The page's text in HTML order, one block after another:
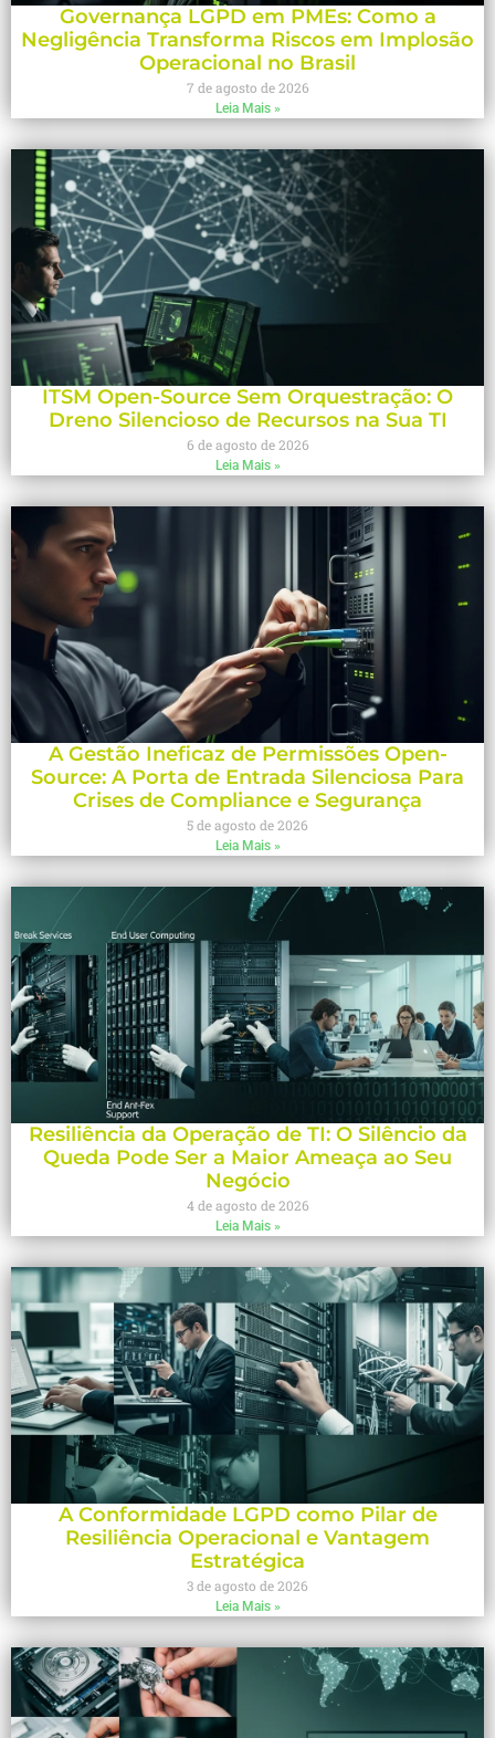
Governança LGPD em PMEs: Como a
Negligência Transforma Riscos em Implosão
Operacional no Brasil
7 de agosto de 2026
Leia Mais »
ITSM Open-Source Sem Orquestração: O
Dreno Silencioso de Recursos na Sua TI
6 de agosto de 2026
Leia Mais »
A Gestão Ineficaz de Permissões Open-
Source: A Porta de Entrada Silenciosa Para
Crises de Compliance e Segurança
5 de agosto de 2026
Leia Mais »
Resiliência da Operação de TI: O Silêncio da
Queda Pode Ser a Maior Ameaça ao Seu
Negócio
4 de agosto de 2026
Leia Mais »
A Conformidade LGPD como Pilar de
Resiliência Operacional e Vantagem
Estratégica
3 de agosto de 2026
Leia Mais »